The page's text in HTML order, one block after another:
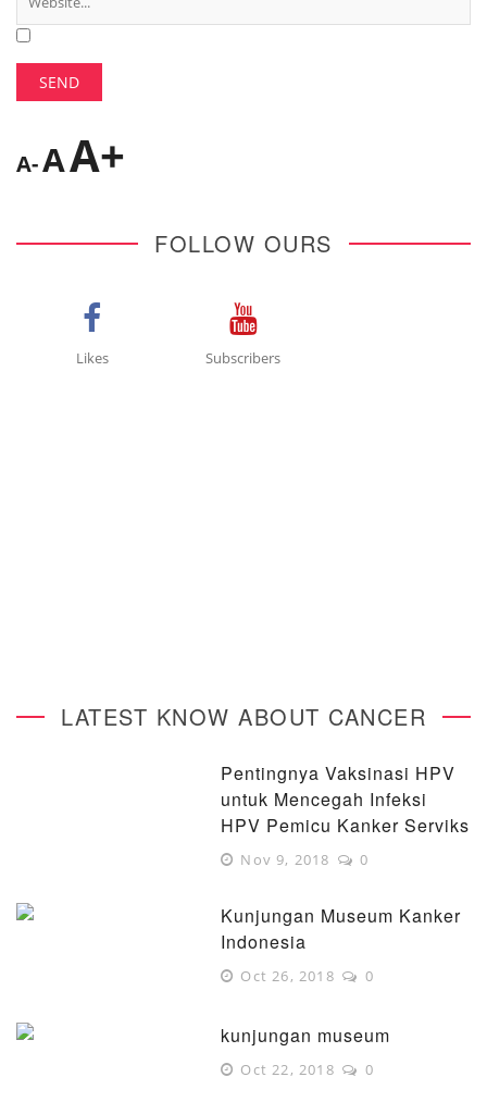
A-AA+
FOLLOW OURS
Likes Subscribers
LATEST KNOW ABOUT CANCER
Pentingnya Vaksinasi HPV
untuk Mencegah Infeksi
HPV Pemicu Kanker Serviks
Nov 9, 2018 0
Kunjungan Museum Kanker
Indonesia
Oct 26, 2018 0
kunjungan museum
Oct 22, 2018 0